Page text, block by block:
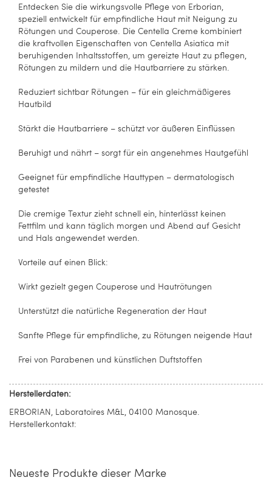
Entdecken Sie die wirkungsvolle Pflege von Erborian,
speziell entwickelt für empfindliche Haut mit Neigung zu
Rötungen und Couperose. Die Centella Creme kombiniert
die kraftvollen Eigenschaften von Centella Asiatica mit
beruhigenden Inhaltsstoffen, um gereizte Haut zu pflegen,
Rötungen zu mildern und die Hautbarriere zu stärken.
Reduziert sichtbar Rötungen – für ein gleichmäßigeres
Hautbild
Stärkt die Hautbarriere – schützt vor äußeren Einflüssen
Beruhigt und nährt – sorgt für ein angenehmes Hautgefühl
Geeignet für empfindliche Hauttypen – dermatologisch
getestet
Die cremige Textur zieht schnell ein, hinterlässt keinen
Fettfilm und kann täglich morgen und Abend auf Gesicht
und Hals angewendet werden.
Vorteile auf einen Blick:
Wirkt gezielt gegen Couperose und Hautrötungen
Unterstützt die natürliche Regeneration der Haut
Sanfte Pflege für empfindliche, zu Rötungen neigende Haut
Frei von Parabenen und künstlichen Duftstoffen
Herstellerdaten:
ERBORIAN, Laboratoires M&L, 04100 Manosque.
Herstellerkontakt:
Neueste Produkte dieser Marke